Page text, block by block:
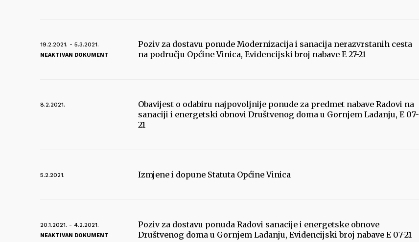
19.2.2021. - 5.3.2021.
NEAKTIVAN DOKUMENT
Poziv za dostavu ponude Modernizacija i sanacija nerazvrstanih cesta
na području Općine Vinica, Evidencijski broj nabave E 27-21
8.2.2021.
Obavijest o odabiru najpovoljnije ponude za predmet nabave Radovi na
sanaciji i energetski obnovi Društvenog doma u Gornjem Ladanju, E 07-
21
5.2.2021. Izmjene i dopune Statuta Općine Vinica
20.1.2021. - 4.2.2021.
NEAKTIVAN DOKUMENT
Poziv za dostavu ponuda Radovi sanacije i energetske obnove
Društvenog doma u Gornjem Ladanju, Evidencijski broj nabave E 07-21